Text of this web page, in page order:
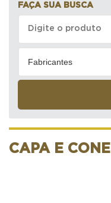
FAÇA SUA BUSCA
Fabricantes
CAPA E CONE